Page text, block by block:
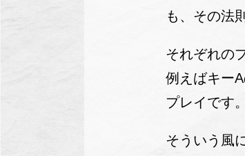
も、その法
それぞれの
例えばキー
プレイです。
そういう風